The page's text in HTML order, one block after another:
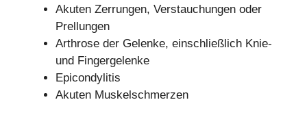
Akuten Zerrungen, Verstauchungen oder
Prellungen
Arthrose der Gelenke, einschließlich Knie-
und Fingergelenke
Epicondylitis
Akuten Muskelschmerzen